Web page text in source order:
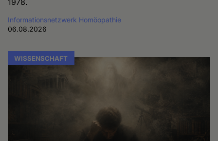
1978.
Informationsnetzwerk Homöopathie
06.08.2026
WISSENSCHAFT